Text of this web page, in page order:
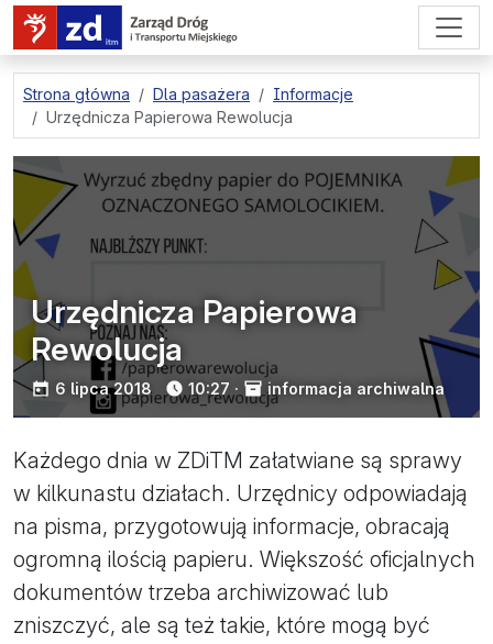
przejdź do treści strony
Strona główna Dla pasażera
Informacje
Urzędnicza Papierowa Rewolucja
Urzędnicza Papierowa
Rewolucja
opublikowano:
6 lipca 2018 10:27 · informacja archiwalna
Każdego dnia w ZDiTM załatwiane są sprawy
w kilkunastu działach. Urzędnicy odpowiadają
na pisma, przygotowują informacje, obracają
ogromną ilością papieru. Większość oficjalnych
dokumentów trzeba archiwizować lub
zniszczyć, ale są też takie, które mogą być